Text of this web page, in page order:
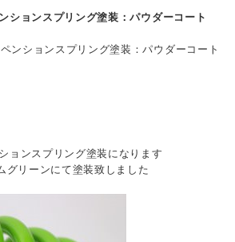
ションスプリング塗装：パウダーコート
ョンスプリング塗装になります
グリーンにて塗装致しました